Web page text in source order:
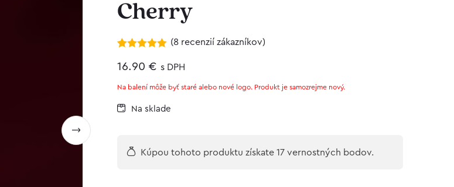
Cherry
5.00z 5 na
zákazníckych
(8recenzií zákazníkov)
16.90€ s DPH
Na balení môže byť staré alebo nové logo. Produkt je samozrejme nový.
Na sklade
Kúpou tohoto produktu získate 17 vernostných bodov.